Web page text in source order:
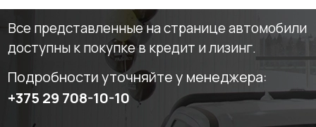
Все представленные на странице автомобили
доступны к покупке в кредит и лизинг.
Подробности уточняйте у менеджера:
+375 29 708-10-10